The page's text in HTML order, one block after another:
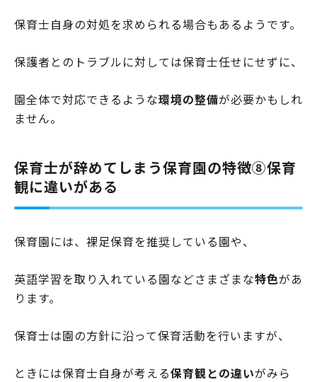
保育士自身の対処を求められる場合もあるようです。
保護者とのトラブルに対しては保育士任せにせずに、
園全体で対応できるような環境の整備が必要かもしれ
ません。
保育士が辞めてしまう保育園の特徴⑧保育
観に違いがある
保育園には、裸足保育を推奨している園や、
英語学習を取り入れている園などさまざまな特色があ
ります。
保育士は園の方針に沿って保育活動を行いますが、
ときには保育士自身が考える保育観との違いがみら